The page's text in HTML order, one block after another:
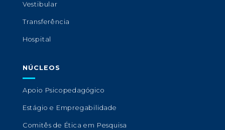
Vestibular
Transferência
Hospital
NÚCLEOS
Apoio Psicopedagógico
Estágio e Empregabilidade
Comitês de Ética em Pesquisa